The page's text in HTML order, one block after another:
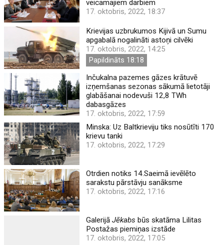
veicamajiem darbiem
17. oktobris, 2022, 18:37
Krievijas uzbrukumos Kijivā un Sumu
apgabalā nogalināti astoņi cilvēki
17. oktobris, 2022, 14:25
Papildināts 18:18
Inčukalna pazemes gāzes krātuvē
izņemšanas sezonas sākumā lietotāji
glabāšanai nodevuši 12,8 TWh
dabasgāzes
17. oktobris, 2022, 17:59
Minska: Uz Baltkrieviju tiks nosūtīti 170
krievu tanki
17. oktobris, 2022, 17:29
Otrdien notiks 14.Saeimā ievēlēto
sarakstu pārstāvju sanāksme
17. oktobris, 2022, 17:16
GalerijāJēkabs būs skatāma Lilitas
Postažas piemiņas izstāde
17. oktobris, 2022, 17:05